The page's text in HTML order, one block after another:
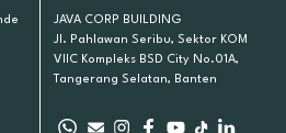
JAVA CORP BUILDING
Jl. Pahlawan Seribu, Sektor KOM
VIIC Kompleks BSD City No.01A,
Tangerang Selatan, Banten